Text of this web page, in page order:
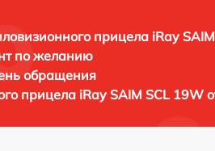
прицела iRay
по желанию
обращения
прицела iRay SAIM SCL 19W